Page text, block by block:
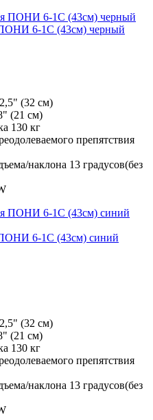
ПОНИ 6-1С (43см) черный
(32 см)
(21 см)
130 кг
препятствия
наклона 13 градусов(без
ПОНИ 6-1С (43см) синий
(32 см)
(21 см)
130 кг
препятствия
наклона 13 градусов(без